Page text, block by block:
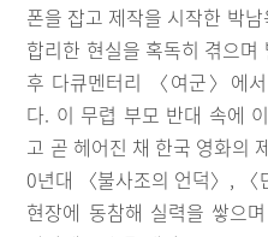
폰을 잡고 제작을 시작한 박
합리한 현실을 혹독히 겪으
후 다큐멘터리 〈여군〉에
다. 이 무렵 부모 반대 속에
고 곧 헤어진 채 한국 영화의
0년대 〈불사조의 언덕〉,
현장에 동참해 실력을 쌓으